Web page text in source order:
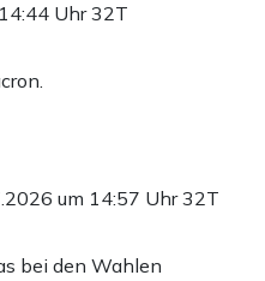
Uhr32T
um 14:57 Uhr32T
bei den Wahlen